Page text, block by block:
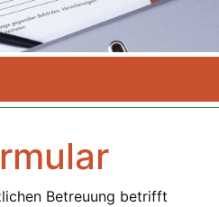
Betreuung betrifft